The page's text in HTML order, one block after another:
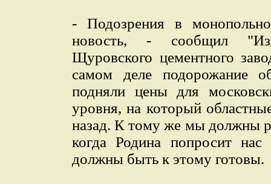
- Подозрения в
новость, - сообщил
Щуровского цементного
самом деле подорожание
подняли цены для
уровня, на который
назад. К тому же мы должны
когда Родина попросит
должны быть к этому готовы.